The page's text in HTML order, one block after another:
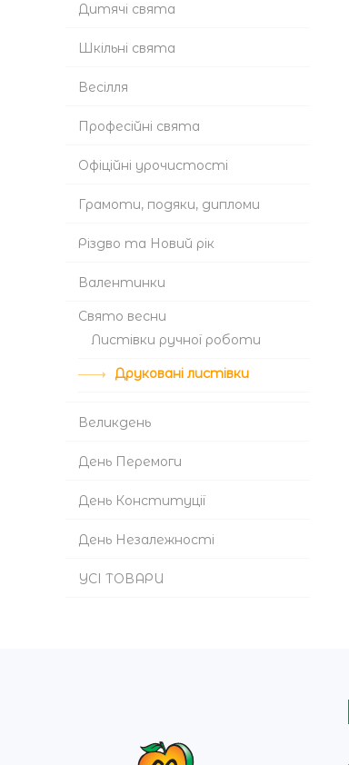
Дитячі свята
Шкільні свята
Весілля
Професійні свята
Офіційні урочистості
Грамоти, подяки, дипломи
Різдво та Новий рік
Валентинки
Cвято весни
Листівки ручної роботи
Друковані листівки
Великдень
День Перемоги
День Конституції
День Незалежності
УСІ ТОВАРИ